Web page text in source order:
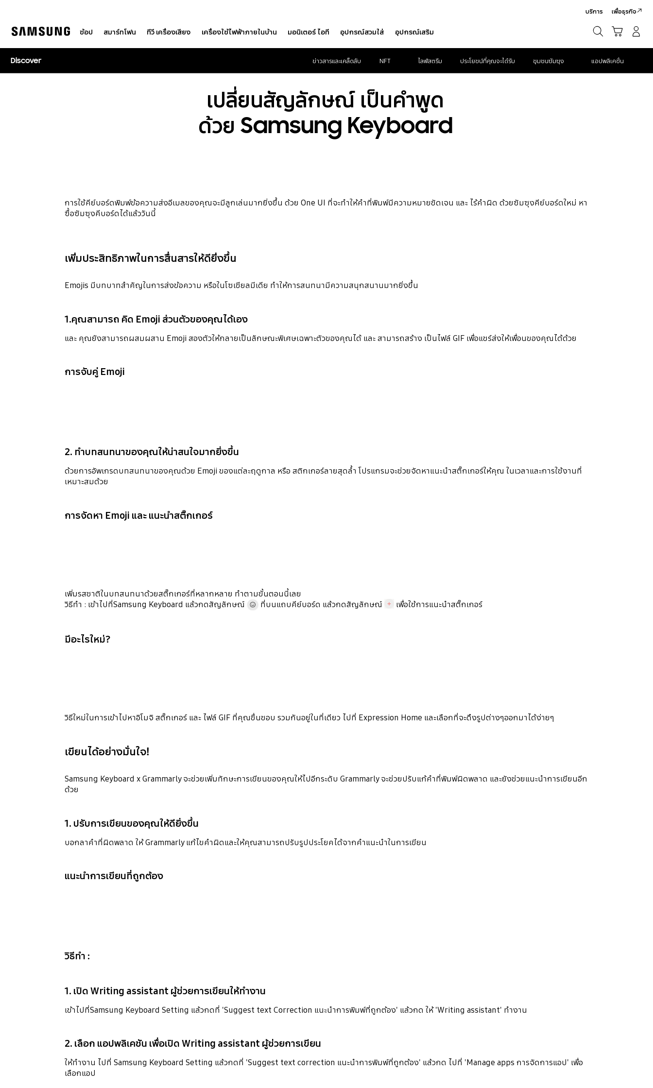
ช้อป สมาร์ทโฟน ทีวี เครื่องเสียง เครื่องใช้ไฟฟ้าภายในบ้าน มอนิเตอร์ ไอที อุปกรณ์สวมใส่ อุปกรณ์เสริม
บริการ เพื่อธุรกิจ
Discover ข่าวสารและเคล็ดลับ NFT ไลฟ์สตรีม ประโยชน์ที่คุณจะได้รับ ชุมชนซัมซุง แอปพลิเคชั่น
เปลี่ยนสัญลักษณ์ เป็นคำพูด
ด้วย Samsung Keyboard
การใช้คีย์บอร์ดพิมพ์ข้อความส่งอีเมลของคุณจะมีลูกเล่นมากยิ่งขึ้น ด้วย One UI ที่จะทำให้คำที่พิมพ์มีความหมายชัดเจน และ ไร้คำผิด ด้วยซัมซุงคีย์บอร์ดใหม่ หา
ซื้อซัมซุงคีบอร์ดได้แล้ววันนี้
เพิ่มประสิทธิภาพในการสื่นสารให้ดียิ่งขึ้น
Emojis มีบทบาทสำคัญในการส่งข้อความ หรือในโซเชียลมีเดีย ทำให้การสนทนามีความสนุกสนานมากยิ่งขึ้น
1.คุณสามารถ คิด Emoji ส่วนตัวของคุณได้เอง
และ คุณยังสามารถผสมผสาน Emoji สองตัวให้กลายเป็นลักษณะพิเศษเฉพาะตัวของคุณได้ และ สามารถสร้าง เป็นไฟล์ GIF เพื่อแชร์ส่งให้เพื่อนของคุณได้ด้วย
การจับคู่ Emoji
2. ทำบทสนทนาของคุณให้น่าสนใจมากยิ่งขึ้น
ด้วยการอัพเกรดบทสนทนาของคุณด้วย Emoji ของแต่ละฤดูกาล หรือ สติกเกอร์ลายสุดล้ำ โปรแกรมจะช่วยจัดหาแนะนำสติ๊กเกอร์ให้คุณ ในเวลาและการใช้งานที่
เหมาะสมด้วย
การจัดหา Emoji และ แนะนำสติ๊กเกอร์
เพิ่มรสชาติในบทสนทนาด้วยสติ๊กเกอร์ที่หลากหลาย ทำตามขั้นตอนนี้เลย
วิธีทำ : เข้าไปที่Samsung Keyboard แล้วกดสัญลักษณ์
ที่บนแถบคีย์บอร์ด แล้วกดสัญลักษณ์ เพื่อใช้การแนะนำสติ๊กเกอร์
มีอะไรใหม่?
วิธีใหม่ในการเข้าไปหาอิโมจิ สติ๊กเกอร์ และ ไฟล์ GIF ที่คุณชื่นชอบ รวมกันอยู่ในที่เดียว ไปที่ Expression Home และเลือกที่จะดึงรูปต่างๆออกมาได้ง่ายๆ
เขียนได้อย่างมั่นใจ!
Samsung Keyboard x Grammarly จะช่วยเพิ่มทักษะการเขียนของคุณให้ไปอีกระดับ Grammarly จะช่วยปรับแก้คำที่พิมพ์ผิดพลาด และยังช่วยแนะนำการเขียนอีก
ด้วย
1. ปรับการเขียนของคุณให้ดียิ่งขึ้น
บอกลาคำที่ผิดพลาด ให้ Grammarly แก้ไขคำผิดและให้คุณสามารถปรับรูปประโยคได้จากคำแนะนำในการเขียน
แนะนำการเขียนที่ถูกต้อง
วิธีทำ :
1. เปิด Writing assistant ผู้ช่วยการเขียนให้ทำงาน
เข้าไปที่Samsung Keyboard Setting แล้วกดที่ 'Suggest text Correction แนะนำการพิมพ์ที่ถูกต้อง' แล้วกด ให้ 'Writing assistant' ทำงาน
2. เลือก แอปพลิเคชัน เพื่อเปิด Writing assistant ผู้ช่วยการเขียน
ให้ทำงาน ไปที่ Samsung Keyboard Setting แล้วกดที่ 'Suggest text correction แนะนำการพิมพ์ที่ถูกต้อง' แล้วกด ไปที่ 'Manage apps การจัดการแอป' เพื่อ
เลือกแอป